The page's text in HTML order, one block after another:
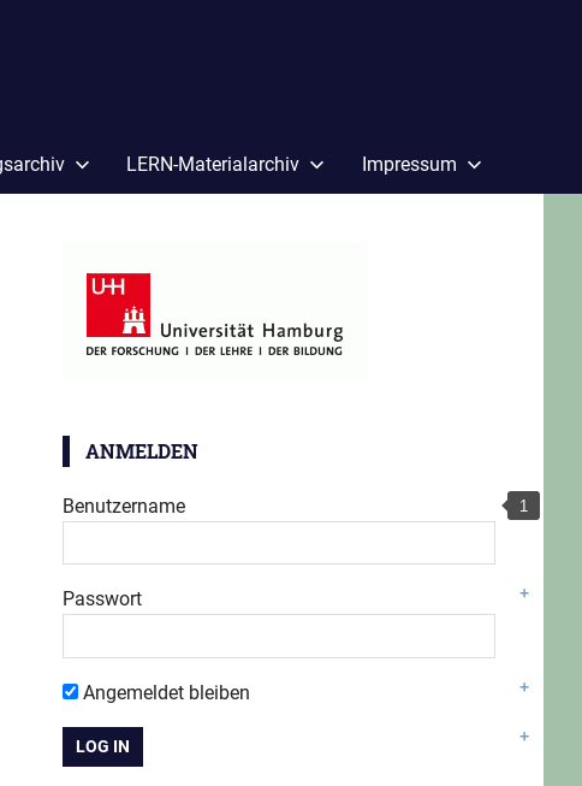
LERN-Materialarchiv Impressum
ANMELDEN
Benutzername
Passwort
Angemeldet bleiben